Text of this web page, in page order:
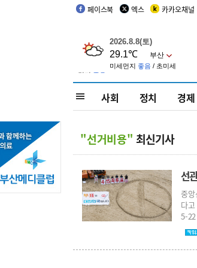
페이스북 엑스 카카오채널
사회 정치 경제
"선거비용" 최신기사
선
중
다
5-